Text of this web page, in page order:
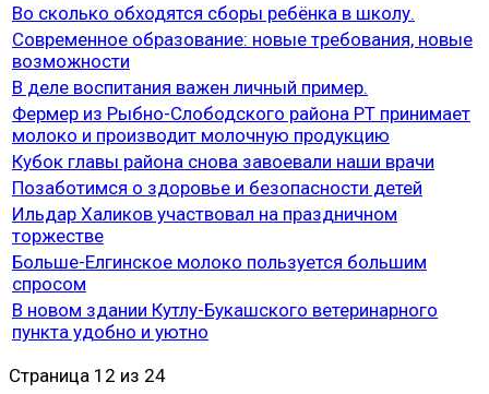
Во сколько обходятся сборы ребёнка в школу.
Современное образование: новые требования, новые
возможности
В деле воспитания важен личный пример.
Фермер из Рыбно-Слободского района РТ принимает
молоко и производит молочную продукцию
Кубок главы района снова завоевали наши врачи
Позаботимся о здоровье и безопасности детей
Ильдар Халиков участвовал на праздничном
торжестве
Больше-Елгинское молоко пользуется большим
спросом
В новом здании Кутлу-Букашского ветеринарного
пункта удобно и уютно
Страница 12 из 24